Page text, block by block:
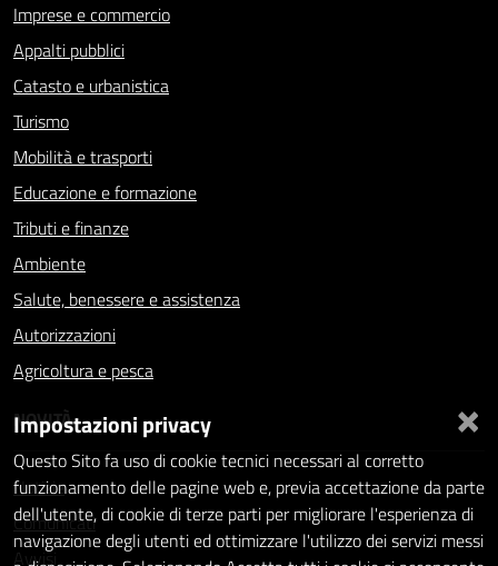
Imprese e commercio
Appalti pubblici
Catasto e urbanistica
Turismo
Mobilità e trasporti
Educazione e formazione
Tributi e finanze
Ambiente
Salute, benessere e assistenza
Autorizzazioni
Agricoltura e pesca
NOVITÀ
Notizie
Comunicati
Avvisi
×
Impostazioni privacy
Questo Sito fa uso di cookie tecnici necessari al corretto
funzionamento delle pagine web e, previa accettazione da parte
dell'utente, di cookie di terze parti per migliorare l'esperienza di
navigazione degli utenti ed ottimizzare l'utilizzo dei servizi messi